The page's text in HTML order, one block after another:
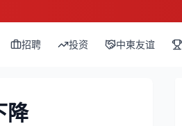
招聘 投资 中柬友谊
降